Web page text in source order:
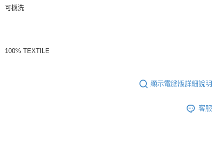
可機洗
100% TEXTILE
顯示電腦版詳細說明
客服